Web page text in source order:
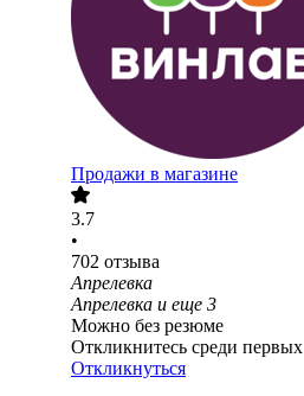
Продажи в магазине
3.7
•
702 отзыва
Апрелевка
Апрелевка и еще 3
Можно без резюме
Откликнитесь среди первых
Откликнуться